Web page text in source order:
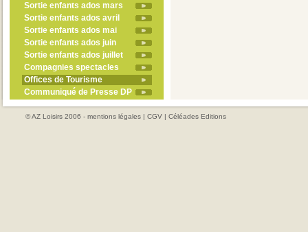
Sortie enfants ados mars
Sortie enfants ados avril
Sortie enfants ados mai
Sortie enfants ados juin
Sortie enfants ados juillet
Compagnies spectacles
Offices de Tourisme
Communiqué de Presse DP
© AZ Loisirs 2006 - mentions légales | CGV | Céléades Editions